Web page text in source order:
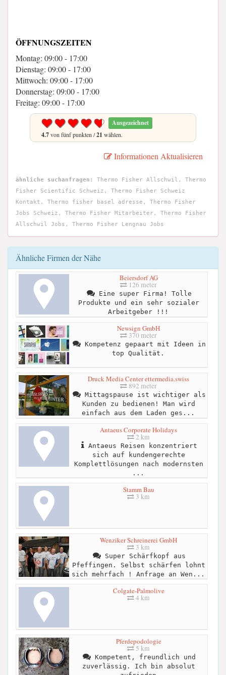
ÖFFNUNGSZEITEN
Montag: 09:00 - 17:00
Dienstag: 09:00 - 17:00
Mittwoch: 09:00 - 17:00
Donnerstag: 09:00 - 17:00
Freitag: 09:00 - 17:00
Ausgezeichnet
4.7von fünf punkten /21 wählen.
Informationen Aktualisieren
ähnliche suchanfragen:
Thermo Fisher Allschwil, Thermo
Fisher Scientific Schweiz, Thermo Fisher Schweiz
Kontakt, Thermo fisher basel adresse, Thermo Fisher
Jobs Schweiz, Thermo Fisher Mitarbeiter, Thermo Fisher
Allschwil Jobs, Thermo Fisher Lengnau Jobs
Ähnliche Firmen der Nähe
Beiersdorf AG
126 meter
Eine super Firma! Tolle
Produkte und ein sehr sozialer
Arbeitgeber !!!
Newsign GmbH
370 meter
Kompetenz gepaart mit Ideen in
top Qualität.
Druck Media Center ettermedia.swiss
892 meter
Mittagspause ist wichtiger als
Kunden zu bedienen! Man wird
einfach aus dem Laden ges...
Antaeus Corporate Holidays
2 km
Antaeus Reisen konzentriert
sich auf kundengerechte
Komplettlösungen nach modernsten
...
Stamm Bau
3 km
Wenziker Schreinerei GmbH
3 km
Super Schärfkopf aus
Pfeffingen. Selbst schärfen lohnt
sich mehrfach ! Anfrage an Wen...
Colgate-Palmolive
4 km
Pferdepodologie
5 km
Kompetent, freundlich und
zuverlässig. Ich bin absolut